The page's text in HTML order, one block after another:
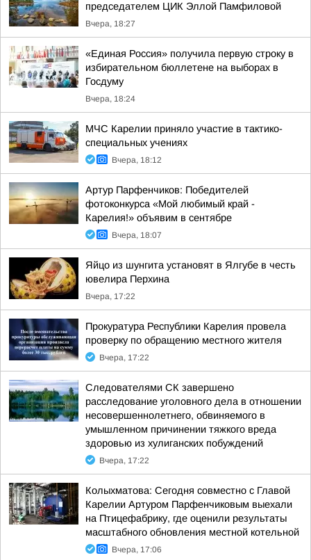
председателем ЦИК Эллой Памфиловой
Вчера, 18:27
«Единая Россия» получила первую строку в
избирательном бюллетене на выборах в
Госдуму
Вчера, 18:24
МЧС Карелии приняло участие в тактико-
специальных учениях
Вчера, 18:12
Артур Парфенчиков: Победителей
фотоконкурса «Мой любимый край -
Карелия!» объявим в сентябре
Вчера, 18:07
Яйцо из шунгита установят в Ялгубе в честь
ювелира Перхина
Вчера, 17:22
Прокуратура Республики Карелия провела
проверку по обращению местного жителя
Вчера, 17:22
Следователями СК завершено
расследование уголовного дела в отношении
несовершеннолетнего, обвиняемого в
умышленном причинении тяжкого вреда
здоровью из хулиганских побуждений
Вчера, 17:22
Колыхматова: Сегодня совместно с Главой
Карелии Артуром Парфенчиковым выехали
на Птицефабрику, где оценили результаты
масштабного обновления местной котельной
Вчера, 17:06